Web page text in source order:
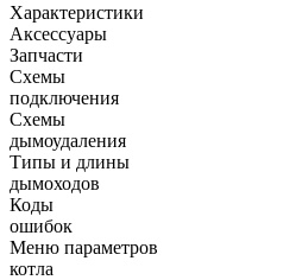
Характеристики
Аксессуары
Запчасти
Схемы
подключения
Схемы
дымоудаления
Типы и длины
дымоходов
Коды
ошибок
Меню параметров
котла